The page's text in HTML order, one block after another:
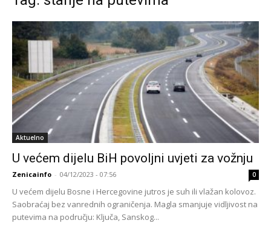
Aktuelno
U većem dijelu BiH povoljni uvjeti za vožnju
Zenicainfo - 04/12/2023 - 07:56 0
U većem dijelu Bosne i Hercegovine jutros je suh ili vlažan kolovoz.
Saobraćaj bez vanrednih ograničenja. Magla smanjuje vidljivost na
putevima na području: Ključa, Sanskog...